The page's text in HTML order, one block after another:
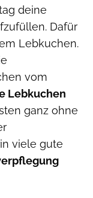
deine
Dafür
Lebkuchen.
vom
Lebkuchen
ganz ohne
viele gute